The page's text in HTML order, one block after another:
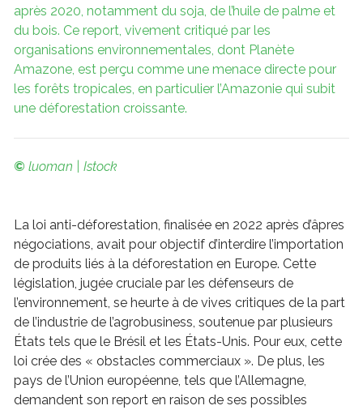
après 2020, notamment du soja, de l’huile de palme et
du bois. Ce report, vivement critiqué par les
organisations environnementales, dont Planète
Amazone, est perçu comme une menace directe pour
les forêts tropicales, en particulier l’Amazonie qui subit
une déforestation croissante.
© luoman | Istock
La loi anti-déforestation, finalisée en 2022 après d’âpres
négociations, avait pour objectif d’interdire l’importation
de produits liés à la déforestation en Europe. Cette
législation, jugée cruciale par les défenseurs de
l’environnement, se heurte à de vives critiques de la part
de l’industrie de l’agrobusiness, soutenue par plusieurs
États tels que le Brésil et les États-Unis. Pour eux, cette
loi crée des « obstacles commerciaux ». De plus, les
pays de l’Union européenne, tels que l’Allemagne,
demandent son report en raison de ses possibles